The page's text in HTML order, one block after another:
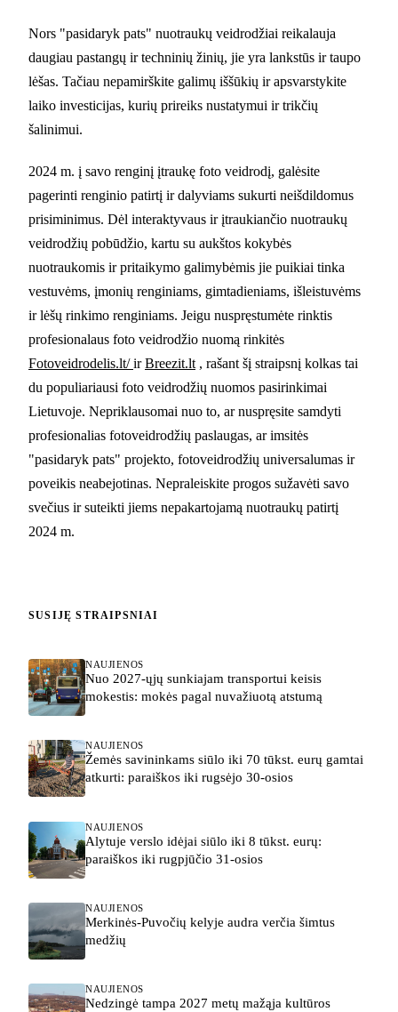
Nors "pasidaryk pats" nuotraukų veidrodžiai reikalauja
daugiau pastangų ir techninių žinių, jie yra lankstūs ir taupo
lėšas. Tačiau nepamirškite galimų iššūkių ir apsvarstykite
laiko investicijas, kurių prireiks nustatymui ir trikčių
šalinimui.
2024 m. į savo renginį įtraukę foto veidrodį, galėsite
pagerinti renginio patirtį ir dalyviams sukurti neišdildomus
prisiminimus. Dėl interaktyvaus ir įtraukiančio nuotraukų
veidrodžių pobūdžio, kartu su aukštos kokybės
nuotraukomis ir pritaikymo galimybėmis jie puikiai tinka
vestuvėms, įmonių renginiams, gimtadieniams, išleistuvėms
ir lėšų rinkimo renginiams. Jeigu nuspręstumėte rinktis
profesionalaus foto veidrodžio nuomą rinkitės
Fotoveidrodelis.lt/irBreezit.lt , rašant šį straipsnį kolkas tai
du populiariausi foto veidrodžių nuomos pasirinkimai
Lietuvoje. Nepriklausomai nuo to, ar nuspręsite samdyti
profesionalias fotoveidrodžių paslaugas, ar imsitės
"pasidaryk pats" projekto, fotoveidrodžių universalumas ir
poveikis neabejotinas. Nepraleiskite progos sužavėti savo
svečius ir suteikti jiems nepakartojamą nuotraukų patirtį
2024 m.
SUSIJĘ STRAIPSNIAI
NAUJIENOS
Nuo 2027-ųjų sunkiajam transportui keisis
mokestis: mokės pagal nuvažiuotą atstumą
NAUJIENOS
Žemės savininkams siūlo iki 70 tūkst. eurų gamtai
atkurti: paraiškos iki rugsėjo 30-osios
NAUJIENOS
Alytuje verslo idėjai siūlo iki 8 tūkst. eurų:
paraiškos iki rugpjūčio 31-osios
NAUJIENOS
Merkinės-Puvočių kelyje audra verčia šimtus
medžių
NAUJIENOS
Nedzingė tampa 2027 metų mažąja kultūros